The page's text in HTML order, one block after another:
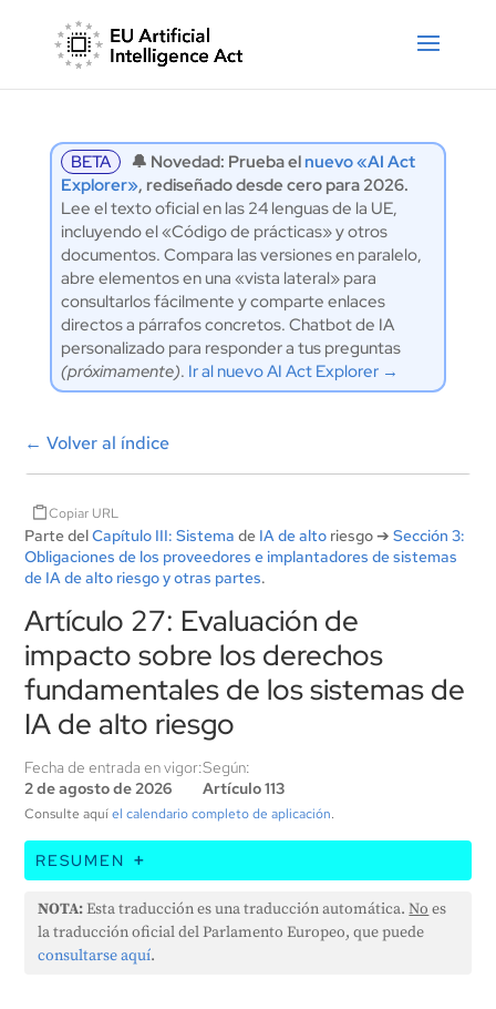
BETA 🔔 Novedad: Prueba elnuevo «AI Act
Explorer», rediseñado desde cero para 2026.
Lee el texto oficial en las 24 lenguas de la UE,
incluyendo el «Código de prácticas» y otros
documentos. Compara las versiones en paralelo,
abre elementos en una «vista lateral» para
consultarlos fácilmente y comparte enlaces
directos a párrafos concretos. Chatbot de IA
personalizado para responder a tus preguntas
(próximamente). Ir al nuevo AI Act Explorer →
←Volver al índice
Copiar URL
Parte delCapítulo III: Sistema de IA de alto riesgo ➔Sección 3:
Obligaciones de los proveedores e implantadores de sistemas
de IA de alto riesgo y otras partes.
Artículo 27: Evaluación de
impacto sobre los derechos
fundamentales de los sistemas de
IA de alto riesgo
Fecha de entrada en vigor:
2 de agosto de 2026
Según:
Artículo 113
Consulte aquíel calendario completo de aplicación.
RESUMEN
Antes de utilizar un sistema de IA de alto riesgo, los
organismos públicos y las entidades privadas que
prestan servicios públicos deben evaluar cómo
NOTA:Esta traducción es una traducción automática.No es
la traducción oficial del Parlamento Europeo, que puede
consultarse aquí.